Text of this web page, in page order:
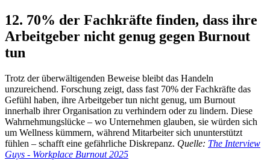
12. 70% der Fachkräfte finden, dass ihre
Arbeitgeber nicht genug gegen Burnout
tun
Trotz der überwältigenden Beweise bleibt das Handeln
unzureichend. Forschung zeigt, dass fast 70% der Fachkräfte das
Gefühl haben, ihre Arbeitgeber tun nicht genug, um Burnout
innerhalb ihrer Organisation zu verhindern oder zu lindern. Diese
Wahrnehmungslücke – wo Unternehmen glauben, sie würden sich
um Wellness kümmern, während Mitarbeiter sich ununterstützt
fühlen – schafft eine gefährliche Diskrepanz. Quelle: The Interview
Guys - Workplace Burnout 2025